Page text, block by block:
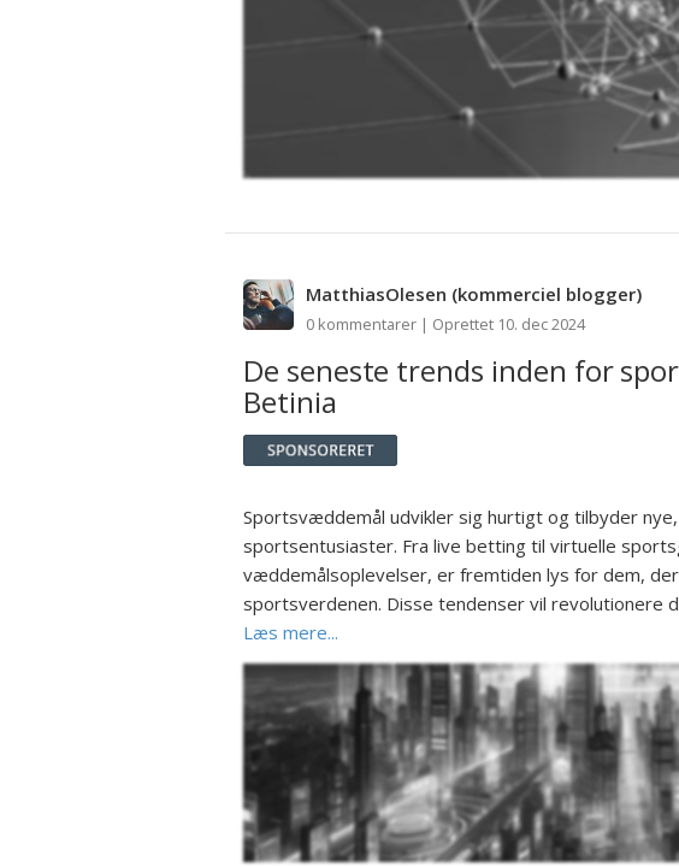
MatthiasOlesen (kommerciel blogger)
0 kommentarer | Oprettet 10. dec 2024
De seneste trends inden for
Betinia
Sportsvæddemål udvikler sig hurtigt og tilbyder
sportsentusiaster. Fra live betting til virtuelle
væddemålsoplevelser, er fremtiden lys for dem,
sportsverdenen. Disse tendenser vil revolutionere
Læs mere...